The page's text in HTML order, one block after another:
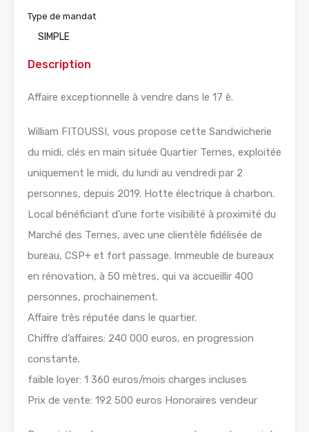
Type de mandat
SIMPLE
Description
Affaire exceptionnelle à vendre dans le 17 è.
William FITOUSSI, vous propose cette Sandwicherie
du midi, clés en main située Quartier Ternes, exploitée
uniquement le midi, du lundi au vendredi par 2
personnes, depuis 2019. Hotte électrique à charbon.
Local bénéficiant d’une forte visibilité à proximité du
Marché des Ternes, avec une clientèle fidélisée de
bureau, CSP+ et fort passage. Immeuble de bureaux
en rénovation, à 50 mètres, qui va accueillir 400
personnes, prochainement.
Affaire très réputée dans le quartier.
Chiffre d’affaires: 240 000 euros, en progression
constante.
faible loyer: 1 360 euros/mois charges incluses
Prix de vente: 192 500 euros Honoraires vendeur